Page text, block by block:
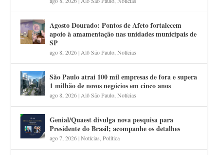
Agosto Dourado: Pontos de Afeto fortalecem
apoio à amamentação nas unidades municipais de
SP
ago 8, 2026| Alô São Paulo ,Notícias
São Paulo atrai 100 mil empresas de fora e supera
1 milhão de novos negócios em cinco anos
ago 8, 2026| Alô São Paulo ,Notícias
Genial/Quaest divulga nova pesquisa para
Presidente do Brasil; acompanhe os detalhes
ago 7, 2026|Notícias ,Política